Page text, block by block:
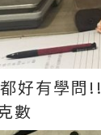
好有學問
數